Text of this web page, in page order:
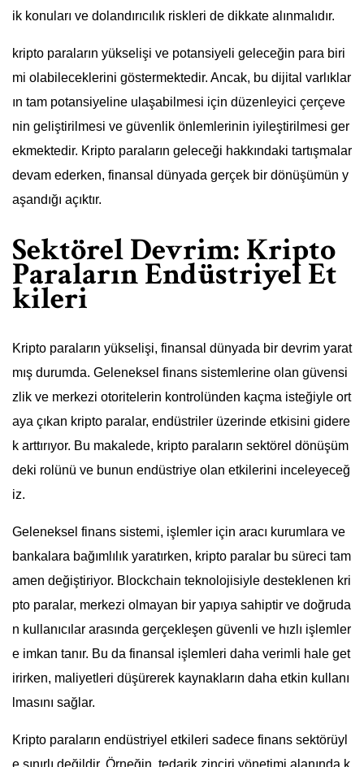
ik konuları ve dolandırıcılık riskleri de dikkate alınmalıdır.
kripto paraların yükselişi ve potansiyeli geleceğin para biri
mi olabileceklerini göstermektedir. Ancak, bu dijital varlıklar
ın tam potansiyeline ulaşabilmesi için düzenleyici çerçeve
nin geliştirilmesi ve güvenlik önlemlerinin iyileştirilmesi ger
ekmektedir. Kripto paraların geleceği hakkındaki tartışmalar
devam ederken, finansal dünyada gerçek bir dönüşümün y
aşandığı açıktır.
Sektörel Devrim: Kripto
Paraların Endüstriyel Et
kileri
Kripto paraların yükselişi, finansal dünyada bir devrim yarat
mış durumda. Geleneksel finans sistemlerine olan güvensi
zlik ve merkezi otoritelerin kontrolünden kaçma isteğiyle ort
aya çıkan kripto paralar, endüstriler üzerinde etkisini gidere
k arttırıyor. Bu makalede, kripto paraların sektörel dönüşüm
deki rolünü ve bunun endüstriye olan etkilerini inceleyeceğ
iz.
Geleneksel finans sistemi, işlemler için aracı kurumlara ve
bankalara bağımlılık yaratırken, kripto paralar bu süreci tam
amen değiştiriyor. Blockchain teknolojisiyle desteklenen kri
pto paralar, merkezi olmayan bir yapıya sahiptir ve doğruda
n kullanıcılar arasında gerçekleşen güvenli ve hızlı işlemler
e imkan tanır. Bu da finansal işlemleri daha verimli hale get
irirken, maliyetleri düşürerek kaynakların daha etkin kullanı
lmasını sağlar.
Kripto paraların endüstriyel etkileri sadece finans sektörüyl